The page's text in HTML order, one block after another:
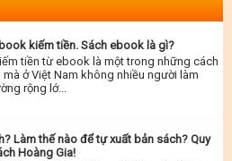
kiếm tiền. Sách ebook là gì?
tiền từ ebook là một trong những cách
ở Việt Nam không nhiều người làm
rộng lớ...
Làm thế nào để tự xuất bản sách? Quy
Hoàng Gia!